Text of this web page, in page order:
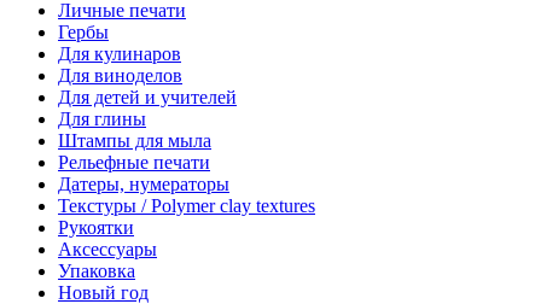
Личные печати
Гербы
Для кулинаров
Для виноделов
Для детей и учителей
Для глины
Штампы для мыла
Рельефные печати
Датеры, нумераторы
Текстуры / Polymer clay textures
Рукоятки
Аксессуары
Упаковка
Новый год